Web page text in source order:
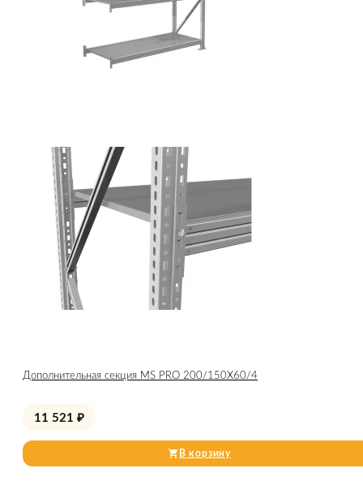
Дополнительная секция MS PRO 200/150X60/4
11 521 ₽
В корзину